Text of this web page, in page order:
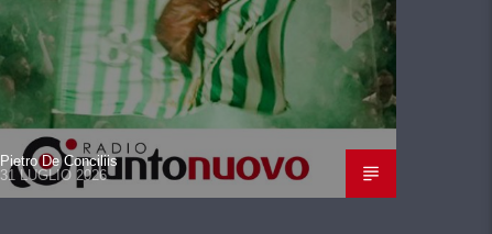
Pietro De Conciliis
31 LUGLIO 2026